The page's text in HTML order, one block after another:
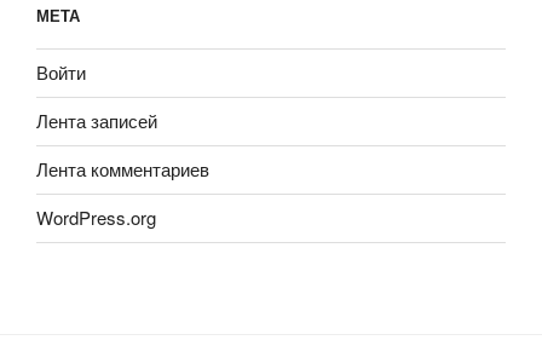
МЕТА
Войти
Лента записей
Лента комментариев
WordPress.org